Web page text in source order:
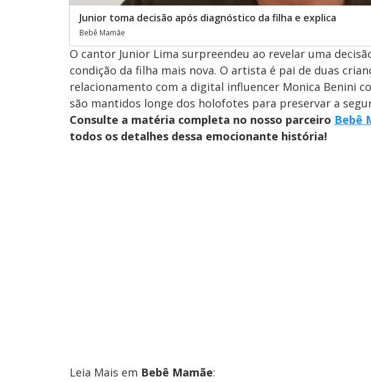
Junior toma decisão após diagnóstico da filha e explica
Bebê Mamãe
O cantor Junior Lima surpreendeu ao revelar uma
condição da filha mais nova. O artista é pai de duas
relacionamento com a digital influencer Monica Benini
são mantidos longe dos holofotes para preservar a
Consulte a matéria completa no nosso parceiro Bebê
todos os detalhes dessa emocionante história!
Leia Mais em Bebê Mamãe: